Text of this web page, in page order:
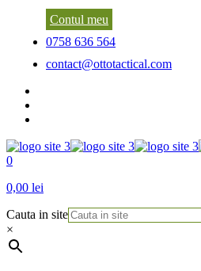
Contul meu
0758 636 564
contact@ottotactical.com
0
0,00 lei
Cauta in site
×